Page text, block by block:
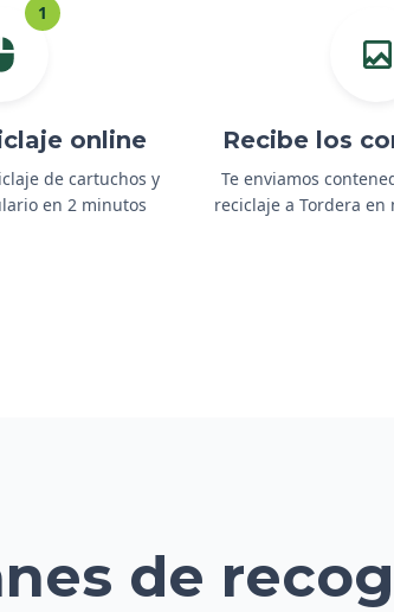
1
online
de cartuchos y
en 2 minutos
Recibe los
Te enviamos
reciclaje a Tordera en
de